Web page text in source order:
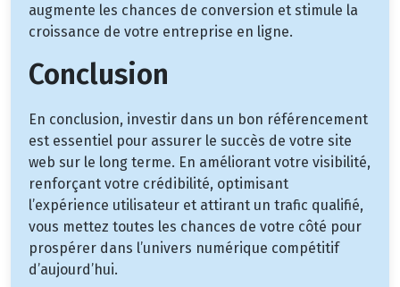
augmente les chances de conversion et stimule la
croissance de votre entreprise en ligne.
Conclusion
En conclusion, investir dans un bon référencement
est essentiel pour assurer le succès de votre site
web sur le long terme. En améliorant votre visibilité,
renforçant votre crédibilité, optimisant
l’expérience utilisateur et attirant un trafic qualifié,
vous mettez toutes les chances de votre côté pour
prospérer dans l’univers numérique compétitif
d’aujourd’hui.